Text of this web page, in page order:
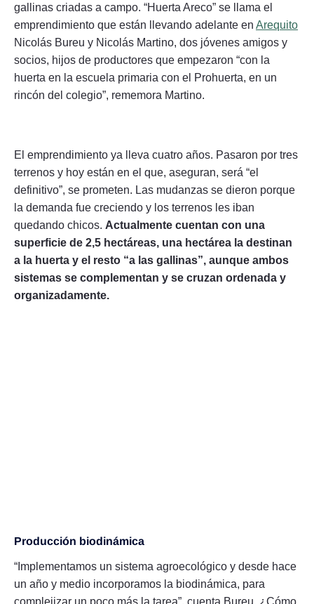
gallinas criadas a campo. “Huerta Areco” se llama el
emprendimiento que están llevando adelante en Arequito
Nicolás Bureu y Nicolás Martino, dos jóvenes amigos y
socios, hijos de productores que empezaron “con la
huerta en la escuela primaria con el Prohuerta, en un
rincón del colegio”, rememora Martino.
El emprendimiento ya lleva cuatro años. Pasaron por tres
terrenos y hoy están en el que, aseguran, será “el
definitivo”, se prometen. Las mudanzas se dieron porque
la demanda fue creciendo y los terrenos les iban
quedando chicos. Actualmente cuentan con una
superficie de 2,5 hectáreas, una hectárea la destinan
a la huerta y el resto “a las gallinas”, aunque ambos
sistemas se complementan y se cruzan ordenada y
organizadamente.
Producción biodinámica
“Implementamos un sistema agroecológico y desde hace
un año y medio incorporamos la biodinámica, para
complejizar un poco más la tarea”, cuenta Bureu. ¿Cómo